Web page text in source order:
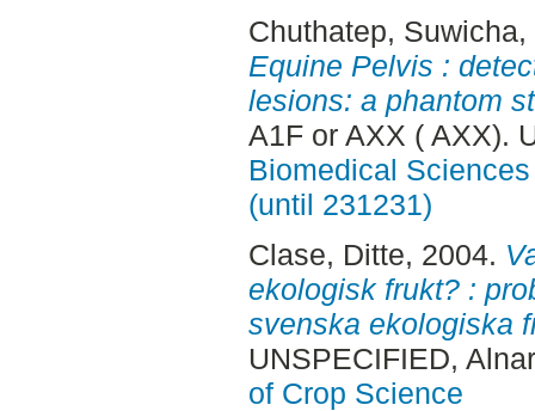
Chuthatep, Suwicha,
Equine Pelvis :
lesions: a phantom
A1F or AXX ( AXX).
Biomedical
(until 231231)
Clase, Ditte, 2004.
ekologisk frukt? :
svenska ekologiska
UNSPECIFIED,
of Crop Science